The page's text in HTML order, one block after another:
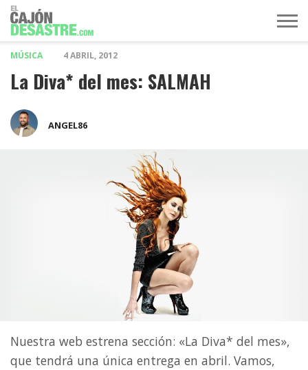
MÚSICA 4 ABRIL, 2012
La Diva* del mes: SALMAH
ANGEL86
Nuestra web estrena sección: «La Diva* del mes»,
que tendrá una única entrega en abril. Vamos,